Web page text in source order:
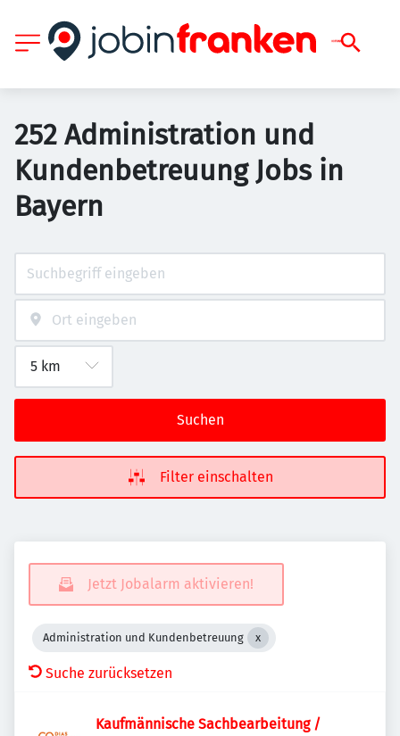
252 Administration und
Kundenbetreuung Jobs in
Bayern
Suchen
Filter einschalten
Jetzt Jobalarm aktivieren!
Administration und Kundenbetreuung
Suche zurücksetzen
Kaufmännische Sachbearbeitung /